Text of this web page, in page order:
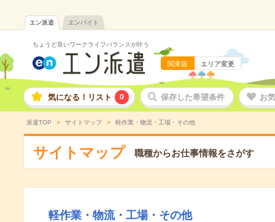
エン派遣 エンバイト
ちょうど良いワークライフバランスが叶う
関東版 エリア変更
気になる！リスト 0 保存した希望条件 お
派遣TOP サイトマップ 軽作業・物流・工場・その他
サイトマップ 職種からお仕事情報をさがす
軽作業・物流・工場・その他